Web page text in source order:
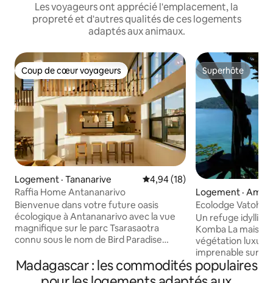
Les voyageurs ont apprécié l'emplacement, la
propreté et d'autres qualités de ces logements
adaptés aux animaux.
Coup de cœur voyageurs
Coup de cœur voyageurs
Logement · Tananarive Note moyenne de 4,94 sur 5,
4,94 (18)
Raffia Home Antananarivo
Bienvenue dans votre future oasis
écologique à Antananarivo avec la vue
magnifique sur le parc Tsarasaotra
connu sous le nom de Bird Paradise
luxe incarne l'essence de la vie
minimaliste tout en adoptant le meilleur
Superhôte
Superhôte
Logement ·
Ecolodge
Un refuge
Komba La maison, entourée d’une
végétation
imprenable sur
de soleil 2 petites plages en contrebas
quasi désertes
Madagascar : les commodités populaires